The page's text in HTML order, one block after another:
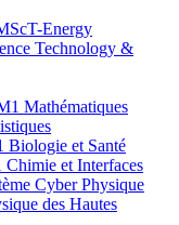
Energy
Technology &
Mathématiques
et Santé
et Interfaces
Cyber Physique
des Hautes